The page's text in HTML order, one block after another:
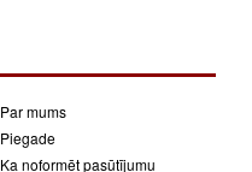
Par mums
Piegade
Ka noformēt pasūtījumu